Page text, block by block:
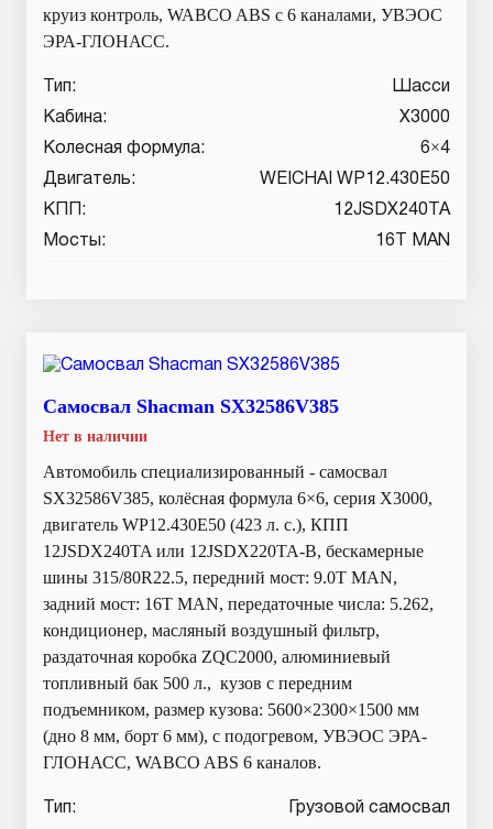
круиз контроль, WABCO ABS с 6 каналами, УВЭОС
ЭРА-ГЛОНАСС.
Тип:
Шасси
Кабина:
X3000
Колесная формула:
6×4
Двигатель:
WEICHAI WP12.430E50
КПП:
12JSDX240TA
Мосты:
16T MAN
Самосвал Shacman SX32586V385
Нет в наличии
Автомобиль специализированный - самосвал
SX32586V385, колёсная формула 6×6, серия X3000,
двигатель WP12.430E50 (423 л. с.), КПП
12JSDX240TA или 12JSDX220TA-B, бескамерные
шины 315/80R22.5, передний мост: 9.0T MAN,
задний мост: 16T MAN, передаточные числа: 5.262,
кондиционер, масляный воздушный фильтр,
раздаточная коробка ZQC2000, алюминиевый
топливный бак 500 л., кузов с передним
подъемником, размер кузова: 5600×2300×1500 мм
(дно 8 мм, борт 6 мм), с подогревом, УВЭОС ЭРА-
ГЛОНАСС, WABCO ABS 6 каналов.
Тип:
Грузовой самосвал